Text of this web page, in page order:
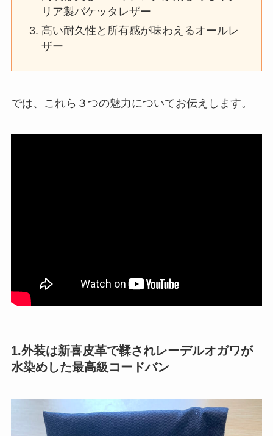
リア製バケッタレザー
高い耐久性と所有感が味わえるオールレ
ザー
では、これら３つの魅力についてお伝えします。
1.外装は新喜皮革で鞣されレーデルオガワが
水染めした最高級コードバン